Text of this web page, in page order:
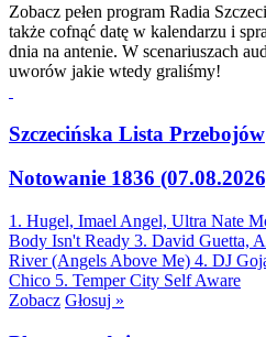
Zobacz pełen program Radia
także cofnąć datę w kalendarzu i
dnia na antenie. W scenariuszach
uworów jakie wtedy graliśmy!
Szczecińska Lista Przebojów
Notowanie 1836
1. Hugel, Imael Angel, Ultra Nate
Body Isn't Ready 3. David Guetta,
River (Angels Above Me) 4. DJ
Chico 5. Temper City Self Aware
Zobacz Głosuj »